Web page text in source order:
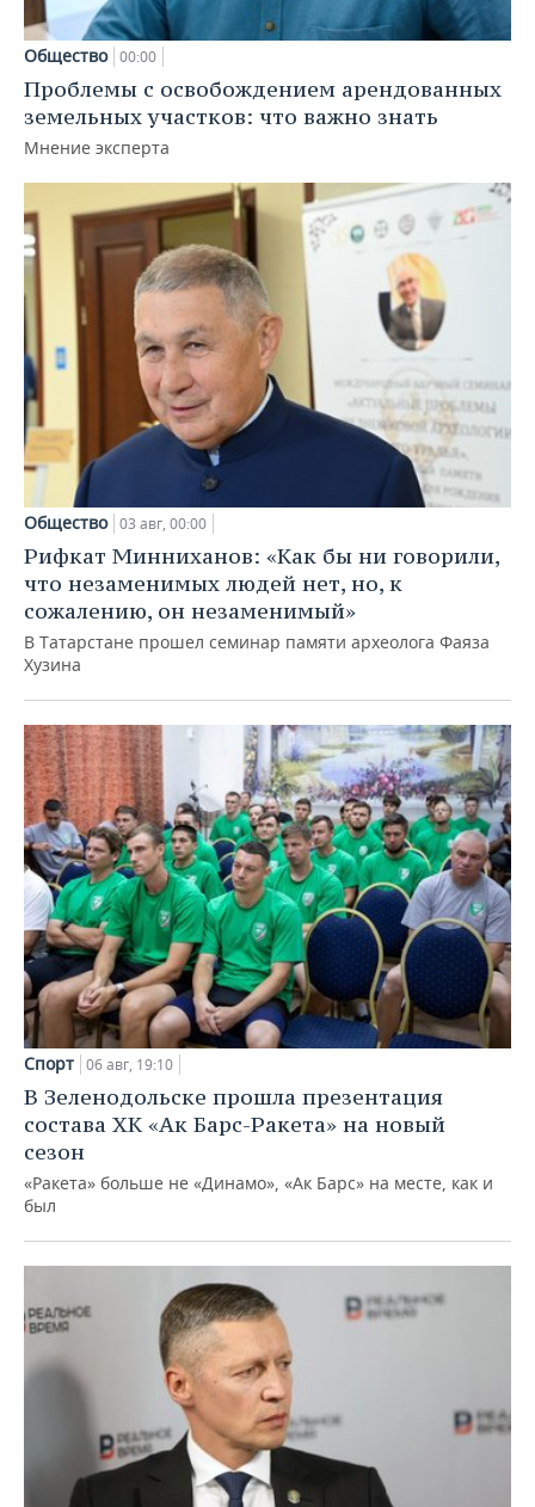
Общество 00:00
Проблемы с освобождением арендованных
земельных участков: что важно знать
Мнение эксперта
Общество 03 авг, 00:00
Рифкат Минниханов: «Как бы ни говорили,
что незаменимых людей нет, но, к
сожалению, он незаменимый»
В Татарстане прошел семинар памяти археолога Фаяза
Хузина
Спорт 06 авг, 19:10
В Зеленодольске прошла презентация
состава ХК «Ак Барс-Ракета» на новый
сезон
«Ракета» больше не «Динамо», «Ак Барс» на месте, как и
был